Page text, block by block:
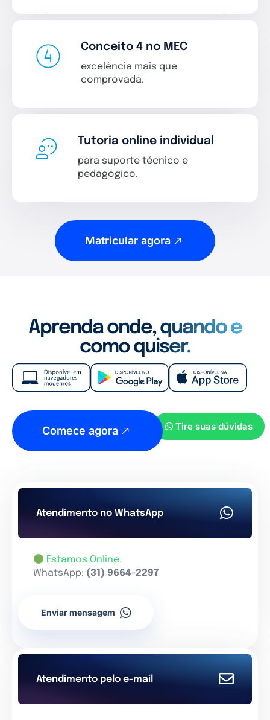
Conceito 4 no MEC
excelência mais que
comprovada.
Tutoria online individual
para suporte técnico e
pedagógico.
Matricular agora
Aprenda onde, quando e
como quiser.
Comece agora Tire suas dúvidas
Atendimento no WhatsApp
Estamos Online.
WhatsApp: (31) 9664-2297
Enviar mensagem
Atendimento pelo e-mail